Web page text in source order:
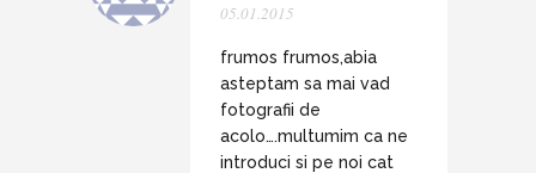
05.01.2015
frumos frumos,abia
asteptam sa mai vad
fotografii de
acolo….multumim ca ne
introduci si pe noi cat